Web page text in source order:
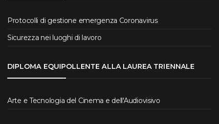
Protocolli di gestione emergenza Coronavirus
Sicurezza nei luoghi di lavoro
DIPLOMA EQUIPOLLENTE ALLA LAUREA TRIENNALE
Arte e Tecnologia del Cinema e dell'Audiovisivo